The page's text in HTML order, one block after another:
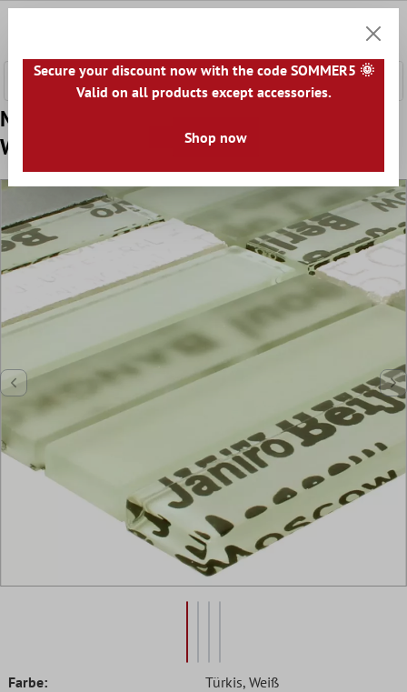
Muster von Glasmosaik Naturstein City Mix
Weiss
Farbe: Türkis, Weiß
Secure your discount now with the code SOMMER5 🌞
Valid on all products except accessories.
Shop now